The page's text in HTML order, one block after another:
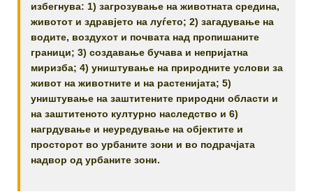
избегнува: 1) загрозување на животната средина,
животот и здравјето на луѓето; 2) загадување на
водите, воздухот и почвата над пропишаните
граници; 3) создавање бучава и непријатна
миризба; 4) уништување на природните услови за
живот на животните и на растенијата; 5)
уништување на заштитените природни области и
на заштитеното културно наследство и 6)
нагрдување и неуредување на објектите и
просторот во урбаните зони и во подрачјата
надвор од урбаните зони.